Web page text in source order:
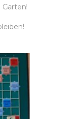
Garten!